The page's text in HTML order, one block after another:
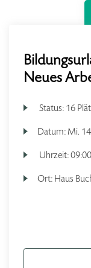
Neues
Status: 16
Datum: Mi.
Uhrzeit:
Ort: Haus